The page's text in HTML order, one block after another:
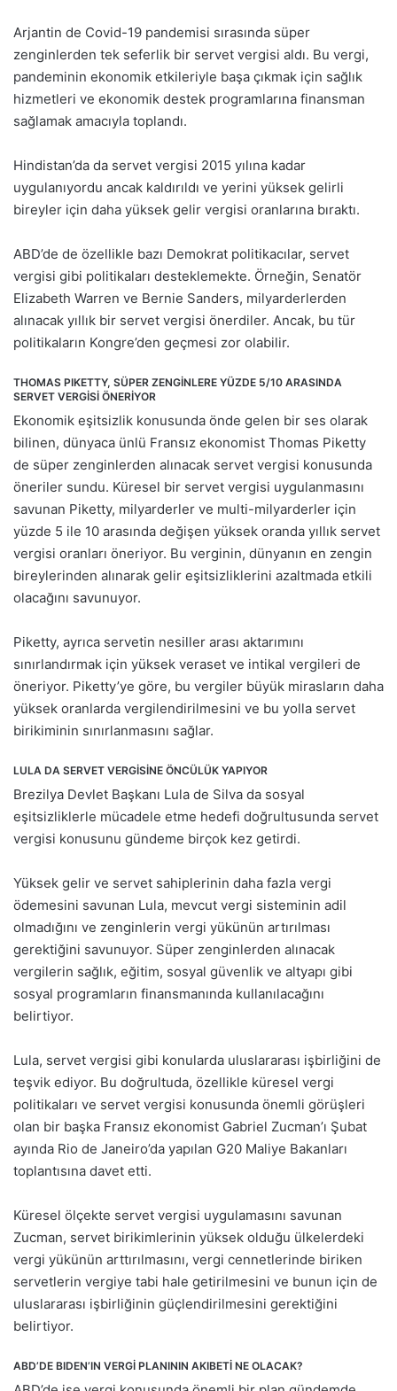
Arjantin de Covid-19 pandemisi sırasında süper
zenginlerden tek seferlik bir servet vergisi aldı. Bu vergi,
pandeminin ekonomik etkileriyle başa çıkmak için sağlık
hizmetleri ve ekonomik destek programlarına finansman
sağlamak amacıyla toplandı.
Hindistan’da da servet vergisi 2015 yılına kadar
uygulanıyordu ancak kaldırıldı ve yerini yüksek gelirli
bireyler için daha yüksek gelir vergisi oranlarına bıraktı.
ABD’de de özellikle bazı Demokrat politikacılar, servet
vergisi gibi politikaları desteklemekte. Örneğin, Senatör
Elizabeth Warren ve Bernie Sanders, milyarderlerden
alınacak yıllık bir servet vergisi önerdiler. Ancak, bu tür
politikaların Kongre’den geçmesi zor olabilir.
THOMAS PIKETTY, SÜPER ZENGİNLERE YÜZDE 5/10 ARASINDA
SERVET VERGİSİ ÖNERİYOR
Ekonomik eşitsizlik konusunda önde gelen bir ses olarak
bilinen, dünyaca ünlü Fransız ekonomist Thomas Piketty
de süper zenginlerden alınacak servet vergisi konusunda
öneriler sundu. Küresel bir servet vergisi uygulanmasını
savunan Piketty, milyarderler ve multi-milyarderler için
yüzde 5 ile 10 arasında değişen yüksek oranda yıllık servet
vergisi oranları öneriyor. Bu verginin, dünyanın en zengin
bireylerinden alınarak gelir eşitsizliklerini azaltmada etkili
olacağını savunuyor.
Piketty, ayrıca servetin nesiller arası aktarımını
sınırlandırmak için yüksek veraset ve intikal vergileri de
öneriyor. Piketty’ye göre, bu vergiler büyük mirasların daha
yüksek oranlarda vergilendirilmesini ve bu yolla servet
birikiminin sınırlanmasını sağlar.
LULA DA SERVET VERGİSİNE ÖNCÜLÜK YAPIYOR
Brezilya Devlet Başkanı Lula de Silva da sosyal
eşitsizliklerle mücadele etme hedefi doğrultusunda servet
vergisi konusunu gündeme birçok kez getirdi.
Yüksek gelir ve servet sahiplerinin daha fazla vergi
ödemesini savunan Lula, mevcut vergi sisteminin adil
olmadığını ve zenginlerin vergi yükünün artırılması
gerektiğini savunuyor. Süper zenginlerden alınacak
vergilerin sağlık, eğitim, sosyal güvenlik ve altyapı gibi
sosyal programların finansmanında kullanılacağını
belirtiyor.
Lula, servet vergisi gibi konularda uluslararası işbirliğini de
teşvik ediyor. Bu doğrultuda, özellikle küresel vergi
politikaları ve servet vergisi konusunda önemli görüşleri
olan bir başka Fransız ekonomist Gabriel Zucman’ı Şubat
ayında Rio de Janeiro’da yapılan G20 Maliye Bakanları
toplantısına davet etti.
Küresel ölçekte servet vergisi uygulamasını savunan
Zucman, servet birikimlerinin yüksek olduğu ülkelerdeki
vergi yükünün arttırılmasını, vergi cennetlerinde biriken
servetlerin vergiye tabi hale getirilmesini ve bunun için de
uluslararası işbirliğinin güçlendirilmesini gerektiğini
belirtiyor.
ABD’DE BIDEN’IN VERGİ PLANININ AKIBETİ NE OLACAK?